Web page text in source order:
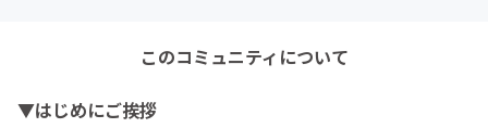
このコミュニティについて
▼はじめにご挨拶